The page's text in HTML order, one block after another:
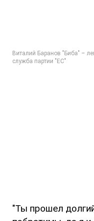
"Ты прошел